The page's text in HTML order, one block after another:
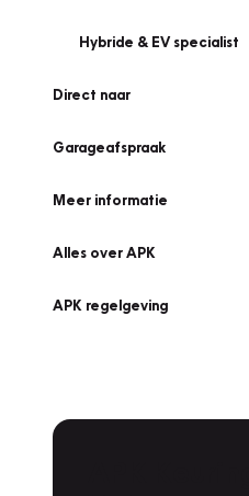
Hybride & EV specialist
Direct naar
Garageafspraak
Meer informatie
Alles over APK
APK regelgeving